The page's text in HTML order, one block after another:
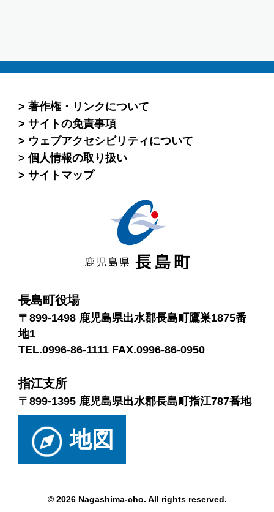
著作権・リンクについて
サイトの免責事項
ウェブアクセシビリティについて
個人情報の取り扱い
サイトマップ
長島町役場
〒899-1498 鹿児島県出水郡長島町鷹巣1875番
地1
TEL.0996-86-1111 FAX.0996-86-0950
指江支所
〒899-1395 鹿児島県出水郡長島町指江787番地
地図
© 2026 Nagashima-cho. All rights reserved.